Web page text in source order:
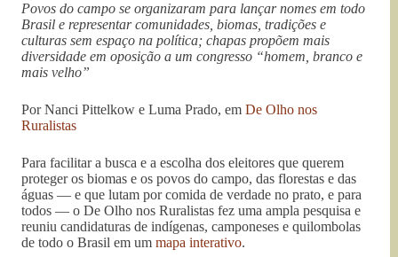
Povos do campo se organizaram para lançar nomes em todo
Brasil e representar comunidades, biomas, tradições e
culturas sem espaço na política; chapas propõem mais
diversidade em oposição a um congresso “homem, branco e
mais velho”
Por Nanci Pittelkow e Luma Prado, em De Olho nos
Ruralistas
Para facilitar a busca e a escolha dos eleitores que querem
proteger os biomas e os povos do campo, das florestas e das
águas — e que lutam por comida de verdade no prato, e para
todos — o De Olho nos Ruralistas fez uma ampla pesquisa e
reuniu candidaturas de indígenas, camponeses e quilombolas
de todo o Brasil em um mapa interativo.